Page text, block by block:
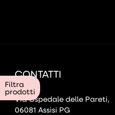
CONTATTI
Via Ospedale delle Pareti,
06081 Assisi PG
Filtra
prodotti